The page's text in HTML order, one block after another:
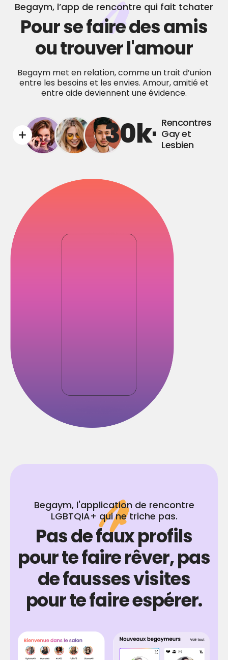
Begaym, l’app de rencontre qui fait tchater
Pour se faire des amis
ou trouver l'amour
Begaym met en relation, comme un trait d’union
entre les besoins et les envies. Amour, amitié et
entre aide deviennent une évidence.
30k+Rencontres
Gay et
Lesbien
Begaym, l'application de rencontre
LGBTQIA+ qui ne triche pas.
Pas de faux profils
pour te faire rêver, pas
de fausses visites
pour te faire espérer.